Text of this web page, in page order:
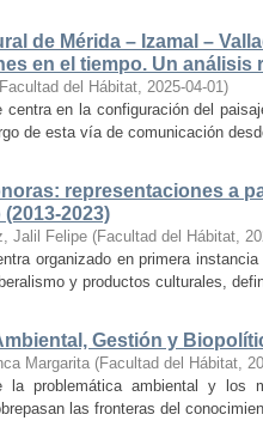
de Mérida – Izamal –
en el tiempo. Un análisis
Facultad del Hábitat, 2025-04-01)
centra en la configuración del
de esta vía de comunicación
representaciones a
2023)
Jalil Felipe (Facultad del Hábitat,
organizado en primera
y productos culturales,
Gestión y
Margarita (Facultad del Hábitat,
la problemática ambiental y los
las fronteras del